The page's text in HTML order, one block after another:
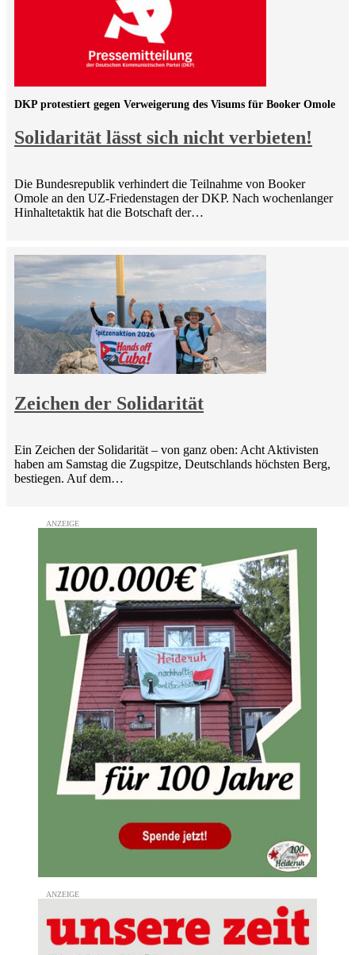
Solidarität lässt sich nicht verbieten!
DKP protestiert gegen Verweigerung des Visums für Booker Omole
Die Bundesrepublik verhindert die Teilnahme von Booker
Omole an den UZ-Friedenstagen der DKP. Nach wochenlanger
Hinhaltetaktik hat die Botschaft der…
Zeichen der Solidarität
Ein Zeichen der Solidarität – von ganz oben: Acht Aktivisten
haben am Samstag die Zugspitze, Deutschlands höchsten Berg,
bestiegen. Auf dem…